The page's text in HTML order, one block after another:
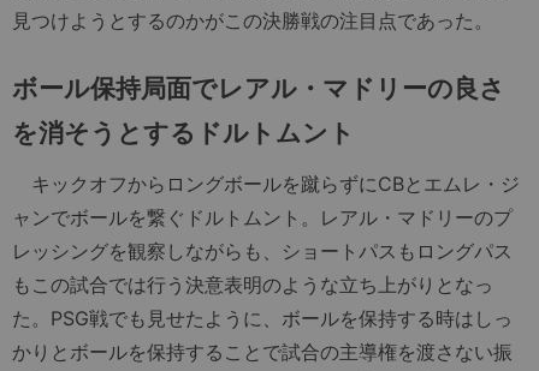
見つけようとするのかがこの決勝戦の注目点であった。
ボール保持局面でレアル・マドリーの良さ
を消そうとするドルトムント
キックオフからロングボールを蹴らずにCBとエムレ・ジ
ャンでボールを繋ぐドルトムント。レアル・マドリーのプ
レッシングを観察しながらも、ショートパスもロングパス
もこの試合では行う決意表明のような立ち上がりとなっ
た。PSG戦でも見せたように、ボールを保持する時はしっ
かりとボールを保持することで試合の主導権を渡さない振